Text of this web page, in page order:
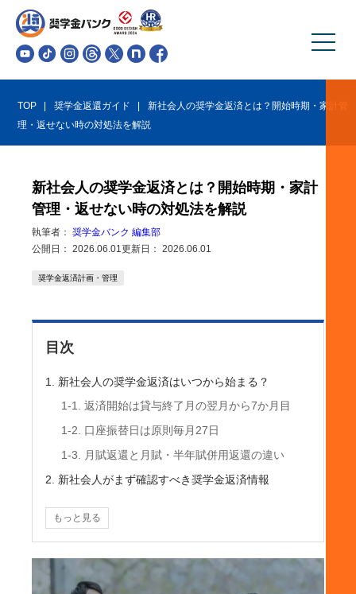
TOP 奨学金返還ガイド
新社会人の奨学金返済とは？開始時期・家計管
理・返せない時の対処法を解説
新社会人の奨学金返済とは？開始時期・家計
管理・返せない時の対処法を解説
執筆者： 奨学金バンク 編集部
公開日： 2026.06.01更新日： 2026.06.01
奨学金返済計画・管理
目次
1. 新社会人の奨学金返済はいつから始まる？
1-1. 返済開始は貸与終了月の翌月から7か月目
1-2. 口座振替日は原則毎月27日
1-3. 月賦返還と月賦・半年賦併用返還の違い
2. 新社会人がまず確認すべき奨学金返済情報
2-2. 給与明細から「手取り額」を把握する
3. 初任給から始める奨学金返済の家計管理
もっと見る